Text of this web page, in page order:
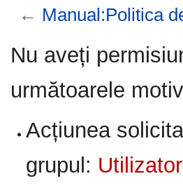
← Manual:Politica
lalaNu aveți
următoarele
Acțiunea
grupul: